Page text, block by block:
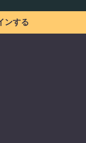
ンする